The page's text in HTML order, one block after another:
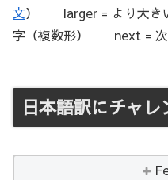
文） larger = より大き
字（複数形） next =
日本語訳にチャレ